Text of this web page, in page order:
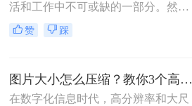
活和工作中不可或缺的一部分。然
而，有时我们遇到的图片文件过大，
不仅占用存储空间，还影响上传和分
方法，帮助用户轻松解决图片大小问
题。
赞 踩
图片大小怎么压缩？教你3个高效压缩方法！
在数字化信息时代，高分辨率和大尺